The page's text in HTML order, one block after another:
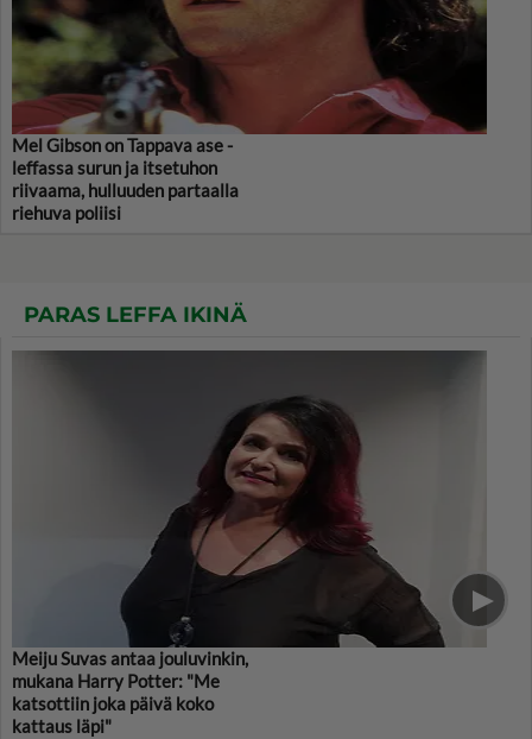
Mel Gibson on Tappava ase -
leffassa surun ja itsetuhon
riivaama, hulluuden partaalla
riehuva poliisi
PARAS LEFFA IKINÄ
Meiju Suvas antaa jouluvinkin,
mukana Harry Potter: "Me
katsottiin joka päivä koko
kattaus läpi"